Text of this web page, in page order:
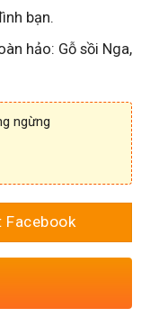
bạn.
hảo: Gỗ sồi Nga,
ngừng
Facebook